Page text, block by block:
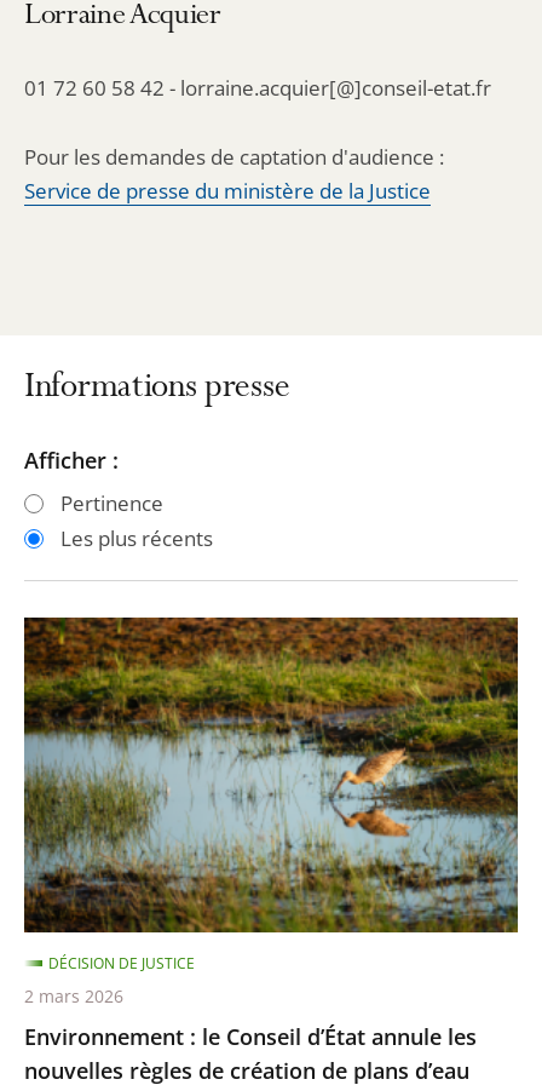
Lorraine Acquier
01 72 60 58 42 - lorraine.acquier[@]conseil-etat.fr
Pour les demandes de captation d'audience :
Service de presse du ministère de la Justice
Informations presse
Passer
les
filtres
après
Passer
les
filtres
avant
Afficher :
Pertinence
Les plus récents
Environnement
:
le
Conseil
d’État
annule
les
nouvelles
règles
de
création
de
plans
d’eau
Environnement : le Conseil d’État annule les
nouvelles règles de création de plans d’eau
DÉCISION DE JUSTICE
2 mars 2026